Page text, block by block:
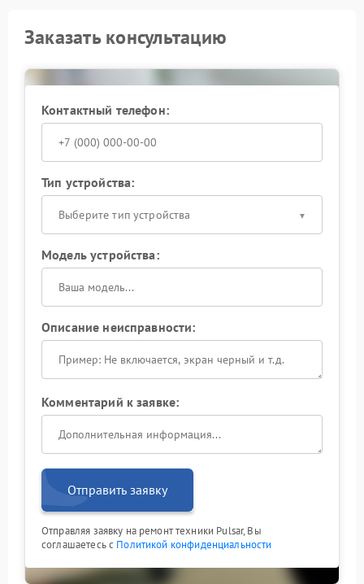
Заказать консультацию
Контактный телефон:
Тип устройства:
Выберите тип устройства
Модель устройства:
Описание неисправности:
Комментарий к заявке:
Отправить заявку
Отправляя заявку на ремонт техники Pulsar, Вы
соглашаетесь с Политикой конфиденциальности